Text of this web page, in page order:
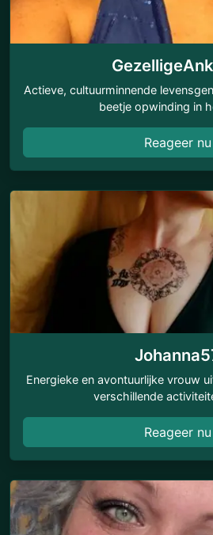
Actieve, cultuurminnende
beetje opwinding in
Reageer nu
Energieke en avontuurlijke vrouw
verschillende
Reageer nu